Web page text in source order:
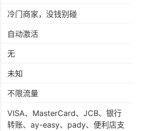
冷门商家，没钱别碰
自动激活
无
未知
不限流量
VISA、MasterCard、JCB、银行
转账、ay-easy、pady、便利店支